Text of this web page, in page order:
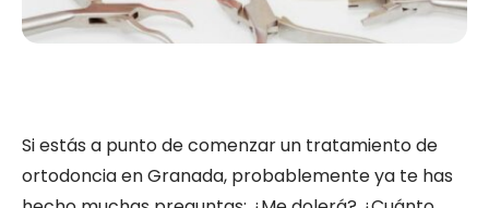
Si estás a punto de comenzar un tratamiento de
ortodoncia en Granada, probablemente ya te has